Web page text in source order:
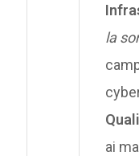
la
ai